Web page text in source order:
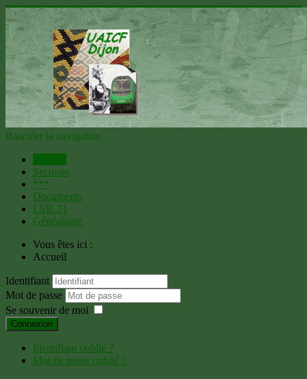
Basculer la navigation
Sections
***
Documents
LSR 21
Généalogie
Vous êtes ici :
Accueil
Identifiant
Mot de passe
Se souvenir de moi
Connexion
Identifiant oublié ?
Mot de passe oublié ?